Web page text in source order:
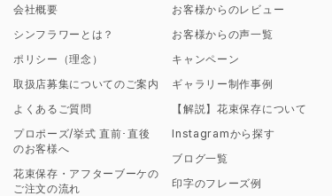
会社概要
シンフラワーとは？
ポリシー（理念）
取扱店募集についてのご案内
よくあるご質問
プロポーズ/挙式 直前･直後
のお客様へ
花束保存・アフターブーケの
ご注文の流れ
お客様からのレビュー
お客様からの声一覧
キャンペーン
ギャラリー制作事例
【解説】花束保存について
Instagramから探す
ブログ一覧
印字のフレーズ例